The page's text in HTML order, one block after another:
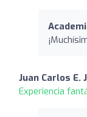
Juan Carlos E.
Experiencia